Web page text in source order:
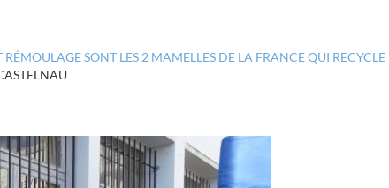
SONT LES 2 MAMELLES DE LA FRANCE QUI RECYCLE